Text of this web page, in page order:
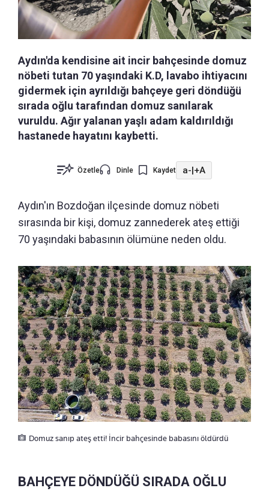
Aydın'da kendisine ait incir bahçesinde domuz
nöbeti tutan 70 yaşındaki K.D, lavabo ihtiyacını
gidermek için ayrıldığı bahçeye geri döndüğü
sırada oğlu tarafından domuz sanılarak
vuruldu. Ağır yalanan yaşlı adam kaldırıldığı
hastanede hayatını kaybetti.
Özetle Dinle Kaydet a-|+A
Aydın'ın Bozdoğan ilçesinde domuz nöbeti
sırasında bir kişi, domuz zannederek ateş ettiği
70 yaşındaki babasının ölümüne neden oldu.
Domuz sanıp ateş etti! İncir bahçesinde babasını öldürdü
BAHÇEYE DÖNDÜĞÜ SIRADA OĞLU